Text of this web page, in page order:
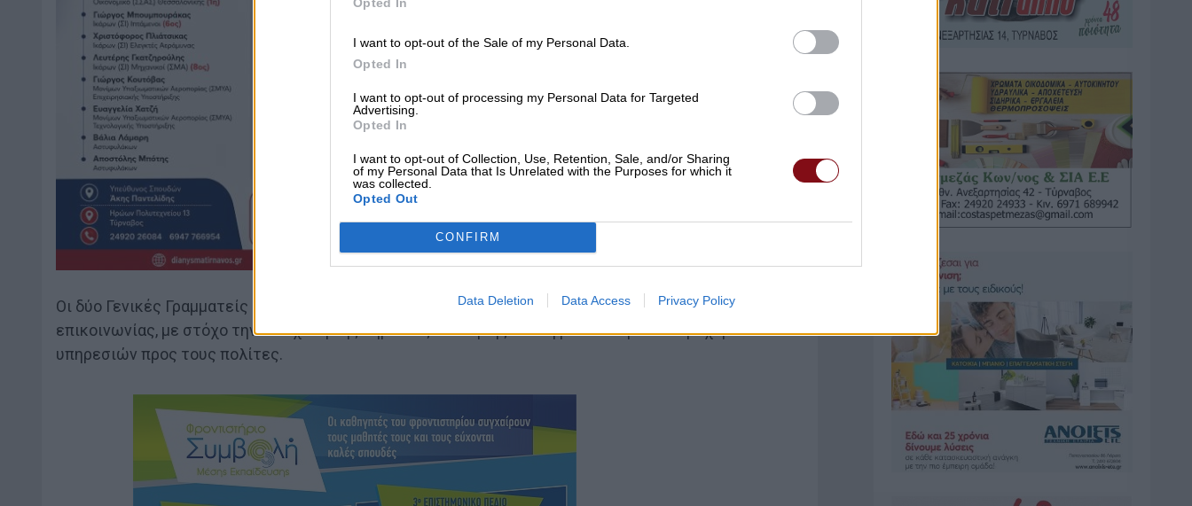
I want to opt-out of the Sale of my Personal Data.
Opted In
I want to opt-out of processing my Personal Data for Targeted
Advertising.
Opted In
I want to opt-out of Collection, Use, Retention, Sale, and/or Sharing
of my Personal Data that Is Unrelated with the Purposes for which it
was collected.
Opted Out
CONFIRM
Data Deletion Data Access Privacy Policy
Οι δύο Γενικές Γραμματείς υπογράμμισαν τη σημασία της θεσμικής συνεργασίας και της συνεχούς
επικοινωνίας, με στόχο την ενίσχυση της δημόσιας διοίκησης και τη βελτίωση των παρεχόμενων
υπηρεσιών προς τους πολίτες.